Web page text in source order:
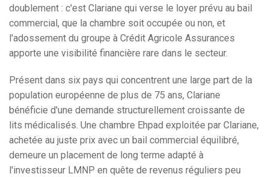
doublement : c'est Clariane qui verse le loyer prévu au bail
commercial, que la chambre soit occupée ou non, et
l'adossement du groupe à Crédit Agricole Assurances
apporte une visibilité financière rare dans le secteur.
Présent dans six pays qui concentrent une large part de la
population européenne de plus de 75 ans, Clariane
bénéficie d'une demande structurellement croissante de
lits médicalisés. Une chambre Ehpad exploitée par Clariane,
achetée au juste prix avec un bail commercial équilibré,
demeure un placement de long terme adapté à
l'investisseur LMNP en quête de revenus réguliers peu